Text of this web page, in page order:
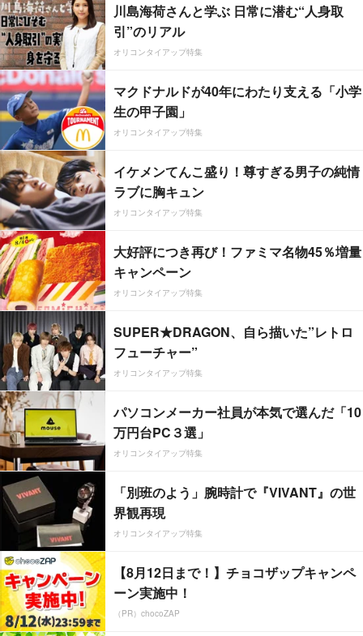
川島海荷さんと学ぶ 日常に潜む“人身取
引”のリアル
オリコンタイアップ特集
マクドナルドが40年にわたり支える「小学
生の甲子園」
オリコンタイアップ特集
イケメンてんこ盛り！尊すぎる男子の純情
ラブに胸キュン
オリコンタイアップ特集
大好評につき再び！ファミマ名物45％増量
キャンペーン
オリコンタイアップ特集
SUPER★DRAGON、自ら描いた”レトロ
フューチャー”
オリコンタイアップ特集
パソコンメーカー社員が本気で選んだ「10
万円台PC３選」
オリコンタイアップ特集
「別班のよう」腕時計で『VIVANT』の世
界観再現
オリコンタイアップ特集
【8月12日まで！】チョコザップキャンペ
ーン実施中！
（PR）chocoZAP